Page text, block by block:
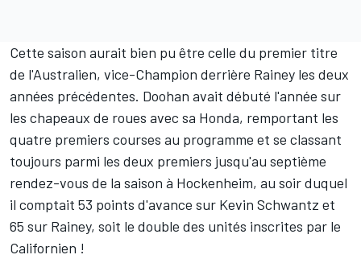
Cette saison aurait bien pu être celle du premier titre
de l'Australien, vice-Champion derrière Rainey les deux
années précédentes. Doohan avait débuté l'année sur
les chapeaux de roues avec sa Honda, remportant les
quatre premiers courses au programme et se classant
toujours parmi les deux premiers jusqu'au septième
rendez-vous de la saison à Hockenheim, au soir duquel
il comptait 53 points d'avance sur Kevin Schwantz et
65 sur Rainey, soit le double des unités inscrites par le
Californien !